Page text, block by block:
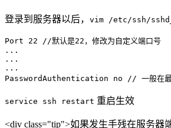
登录到服务器以后， vim /etc/ssh/
Port 22
//默认是22，修改为自定义端口号
...
...
...
PasswordAuthentication no
// 一般在最
service ssh restart 重启生效
<div class="tip">如果发生手残在服务器